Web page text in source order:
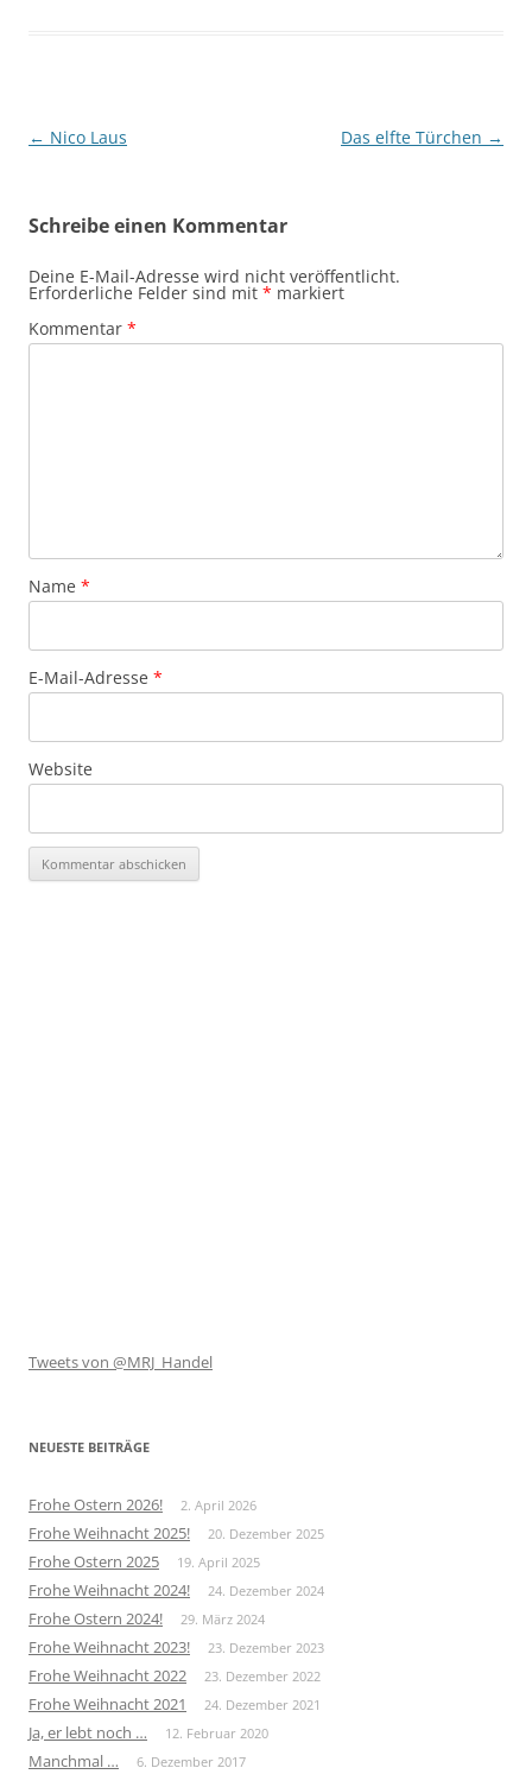
Beitragsnavigation
← Nico Laus Das elfte Türchen →
Schreibe einen Kommentar
Deine E-Mail-Adresse wird nicht veröffentlicht.
Erforderliche Felder sind mit * markiert
Kommentar *
Name *
E-Mail-Adresse *
Website
Tweets von @MRJ_Handel
NEUESTE BEITRÄGE
Frohe Ostern 2026! 2. April 2026
Frohe Weihnacht 2025! 20. Dezember 2025
Frohe Ostern 2025 19. April 2025
Frohe Weihnacht 2024! 24. Dezember 2024
Frohe Ostern 2024! 29. März 2024
Frohe Weihnacht 2023! 23. Dezember 2023
Frohe Weihnacht 2022 23. Dezember 2022
Frohe Weihnacht 2021 24. Dezember 2021
Ja, er lebt noch … 12. Februar 2020
Manchmal … 6. Dezember 2017